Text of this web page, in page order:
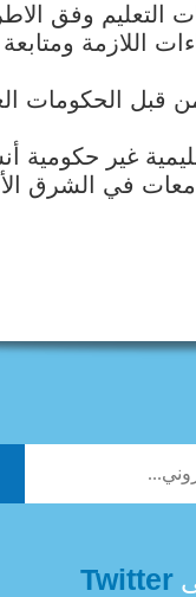
اللازمة
قبل الحكومات
Twitter